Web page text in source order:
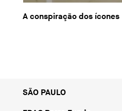
A conspiração dos ícones
SÃO PAULO